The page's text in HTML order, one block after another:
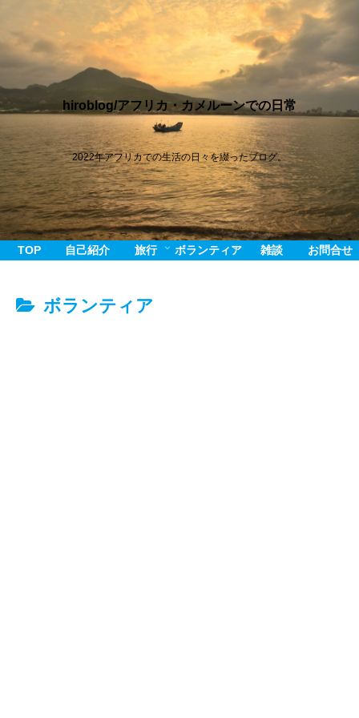
hiroblog/アフリカ・カメルーンでの日常
2022年アフリカでの生活の日々を綴ったブログ。
TOP 自己紹介 旅行 ボランティア 雑談 お問合せ
ボランティア